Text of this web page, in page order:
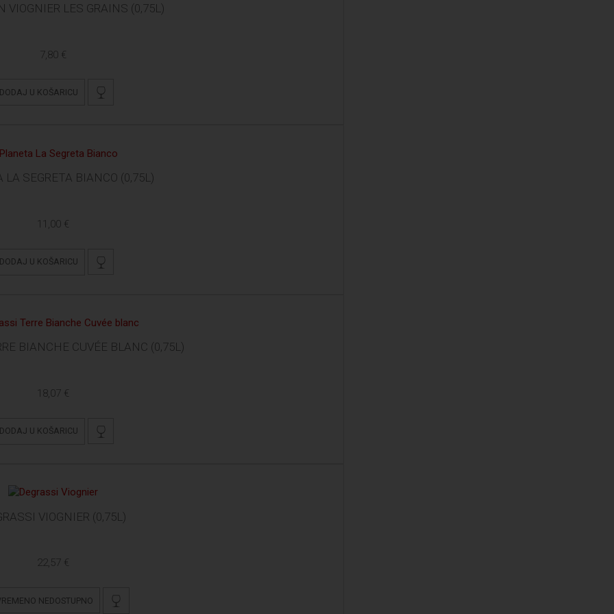
VIOGNIER LES GRAINS (0,75L)
7,80 €
DODAJ U KOŠARICU
LA SEGRETA BIANCO (0,75L)
11,00 €
DODAJ U KOŠARICU
BIANCHE CUVÉE BLANC (0,75L)
18,07 €
DODAJ U KOŠARICU
VIOGNIER (0,75L)
22,57 €
NEDOSTUPNO